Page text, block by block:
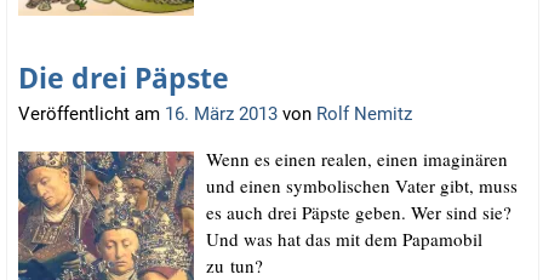
Die drei Päpste
Veröffentlicht am 16. März 2013 von Rolf Nemitz
Wenn es einen rea­len, einen ima­gi­nä­ren
und einen sym­bo­li­schen Vater gibt, muss
es auch drei Päps­te geben. Wer sind sie?
Und was hat das mit dem Papa­mo­bil
zu tun?